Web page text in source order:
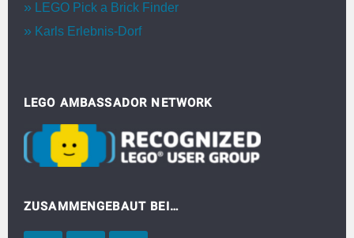
LEGO Pick a Brick Finder
Karls Erlebnis-Dorf
LEGO AMBASSADOR NETWORK
ZUSAMMENGEBAUT BEI…